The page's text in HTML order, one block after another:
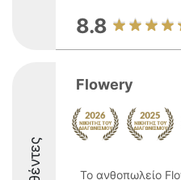
8.8
Flowery
Το ανθοπωλείο